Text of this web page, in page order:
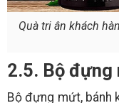
Quà tri ân khách
2.5. Bộ đựng
Bộ đựng mứt, bánh